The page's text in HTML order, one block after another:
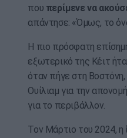
που περίμενε να
απάντησε: «Όμως, το
Η πιο πρόσφατη
εξωτερικό της Κέιτ
όταν πήγε στη
Ουίλιαμ για την
για το περιβάλλον.
Τον Μάρτιο του 2024, η